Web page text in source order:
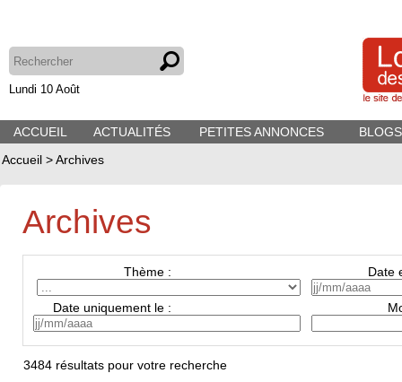
Lundi 10 Août
ACCUEIL ACTUALITÉS PETITES ANNONCES
Accueil >Archives
Archives
Thème : Date
Date uniquement le :
3484 résultats pour votre recherche